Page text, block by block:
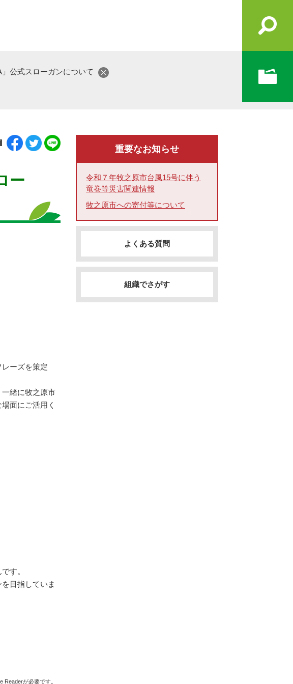
公式スローガンについて
ー
ーズを策定
緒に牧之原市
面にご活用く
す。
目指していま
Readerが必要です。
重要なお知らせ
令和７年牧之原市台風15号に伴う
竜巻等災害関連情報
牧之原市への寄付等について
よくある質問
組織でさがす